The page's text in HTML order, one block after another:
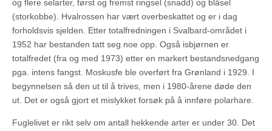
og flere selarter, først og fremst ringsel (snadd) og blåsel
(storkobbe). Hvalrossen har vært overbeskattet og er i dag
forholdsvis sjelden. Etter totalfredningen i Svalbard-området i
1952 har bestanden tatt seg noe opp. Også isbjørnen er
totalfredet (fra og med 1973) etter en markert bestandsnedgang
pga. intens fangst. Moskusfe ble overført fra Grønland i 1929. I
begynnelsen så den ut til å trives, men i 1980-årene døde den
ut. Det er også gjort et mislykket forsøk på å innføre polarhare.
Fuglelivet er rikt selv om antall hekkende arter er under 30. Det